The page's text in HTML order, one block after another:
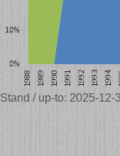
Stand / up-to: 2025-12-